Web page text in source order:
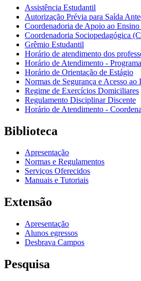
Assistência Estudantil
Autorização Prévia para Saída
Coordenadoria de Apoio ao
Coordenadoria Sociopedagógica
Grêmio Estudantil
Horário de atendimento dos
Horário de Atendimento -
Horário de Orientação de Estágio
Normas de Segurança e Acesso ao
Regime de Exercícios Domiciliares
Regulamento Disciplinar Discente
Horário de Atendimento -
Biblioteca
Apresentação
Normas e Regulamentos
Serviços Oferecidos
Manuais e Tutoriais
Extensão
Apresentação
Alunos egressos
Desbrava Campos
Pesquisa